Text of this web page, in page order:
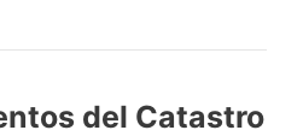
del Catastro